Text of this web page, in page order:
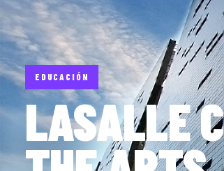
EDUCACIÓN
LASALLE